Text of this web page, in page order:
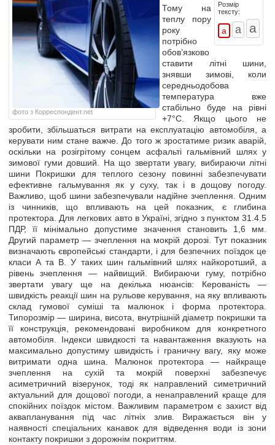
фото з Корреспондент.net
Розмір
тексту:
Тому на
теплу пору
року
потрібно
обов’язково
ставити літні шини,
знявши зимові, коли
середньодобова
температура вже
стабільно буде на рівні
+7°C. Якщо цього не
зробити, збільшаться витрати на експлуатацію автомобіля, а
керувати ним стане важче. До того ж зростатиме ризик аварій,
оскільки на розігрітому сонцем асфальті гальмівний шлях у
зимової гуми довший. На що звертати увагу, вибираючи літні
шини Покришки для теплого сезону повинні забезпечувати
ефективне гальмування як у суху, так і в дощову погоду.
Важливо, щоб шини забезпечували надійне зчеплення. Одним
із чинників, що впливають на цей показник, є глибина
протектора. Для легкових авто в Україні, згідно з пунктом 31.4.5
ПДР, її мінімально допустиме значення становить 1,6 мм.
Другий параметр — зчеплення на мокрій дорозі. Тут показник
визначають європейські стандарти, і для безпечних поїздок це
класи А та В. У таких шин гальмівний шлях найкоротший, а
рівень зчеплення — найвищий. Вибираючи гуму, потрібно
звертати увагу ще на декілька нюансів: Керованість —
швидкість реакції шин на рульове керування, на яку впливають
склад гумової суміші та малюнок і форма протектора.
Типорозмір — ширина, висота, внутрішній діаметр покришки та
її конструкція, рекомендовані виробником для конкретного
автомобіля. Індекси швидкості та навантаження вказують на
максимально допустиму швидкість і граничну вагу, яку може
витримати одна шина. Малюнок протектора — найкраще
зчеплення на сухій та мокрій поверхні забезпечує
асиметричний візерунок, тоді як направлений симетричний
актуальний для дощової погоди, а ненаправлений краще для
спокійних поїздок містом. Важливим параметром є захист від
аквапланування під час літніх злив. Виражається він у
наявності спеціальних канавок для відведення води із зони
контакту покришки з дорожнім покриттям.